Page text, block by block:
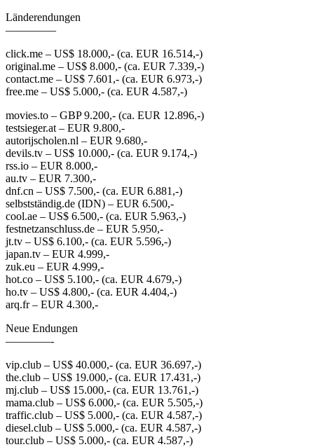
Länderendungen
————–
click.me – US$ 18.000,- (ca. EUR 16.514,-)
original.me – US$ 8.000,- (ca. EUR 7.339,-)
contact.me – US$ 7.601,- (ca. EUR 6.973,-)
free.me – US$ 5.000,- (ca. EUR 4.587,-)
movies.to – GBP 9.200,- (ca. EUR 12.896,-)
testsieger.at – EUR 9.800,-
autorijscholen.nl – EUR 9.680,-
devils.tv – US$ 10.000,- (ca. EUR 9.174,-)
rss.io – EUR 8.000,-
au.tv – EUR 7.300,-
dnf.cn – US$ 7.500,- (ca. EUR 6.881,-)
selbstständig.de (IDN) – EUR 6.500,-
cool.ae – US$ 6.500,- (ca. EUR 5.963,-)
festnetzanschluss.de – EUR 5.950,-
jt.tv – US$ 6.100,- (ca. EUR 5.596,-)
japan.tv – EUR 4.999,-
zuk.eu – EUR 4.999,-
hot.co – US$ 5.100,- (ca. EUR 4.679,-)
ho.tv – US$ 4.800,- (ca. EUR 4.404,-)
arq.fr – EUR 4.300,-
Neue Endungen
————-
vip.club – US$ 40.000,- (ca. EUR 36.697,-)
the.club – US$ 19.000,- (ca. EUR 17.431,-)
mj.club – US$ 15.000,- (ca. EUR 13.761,-)
mama.club – US$ 6.000,- (ca. EUR 5.505,-)
traffic.club – US$ 5.000,- (ca. EUR 4.587,-)
diesel.club – US$ 5.000,- (ca. EUR 4.587,-)
tour.club – US$ 5.000,- (ca. EUR 4.587,-)